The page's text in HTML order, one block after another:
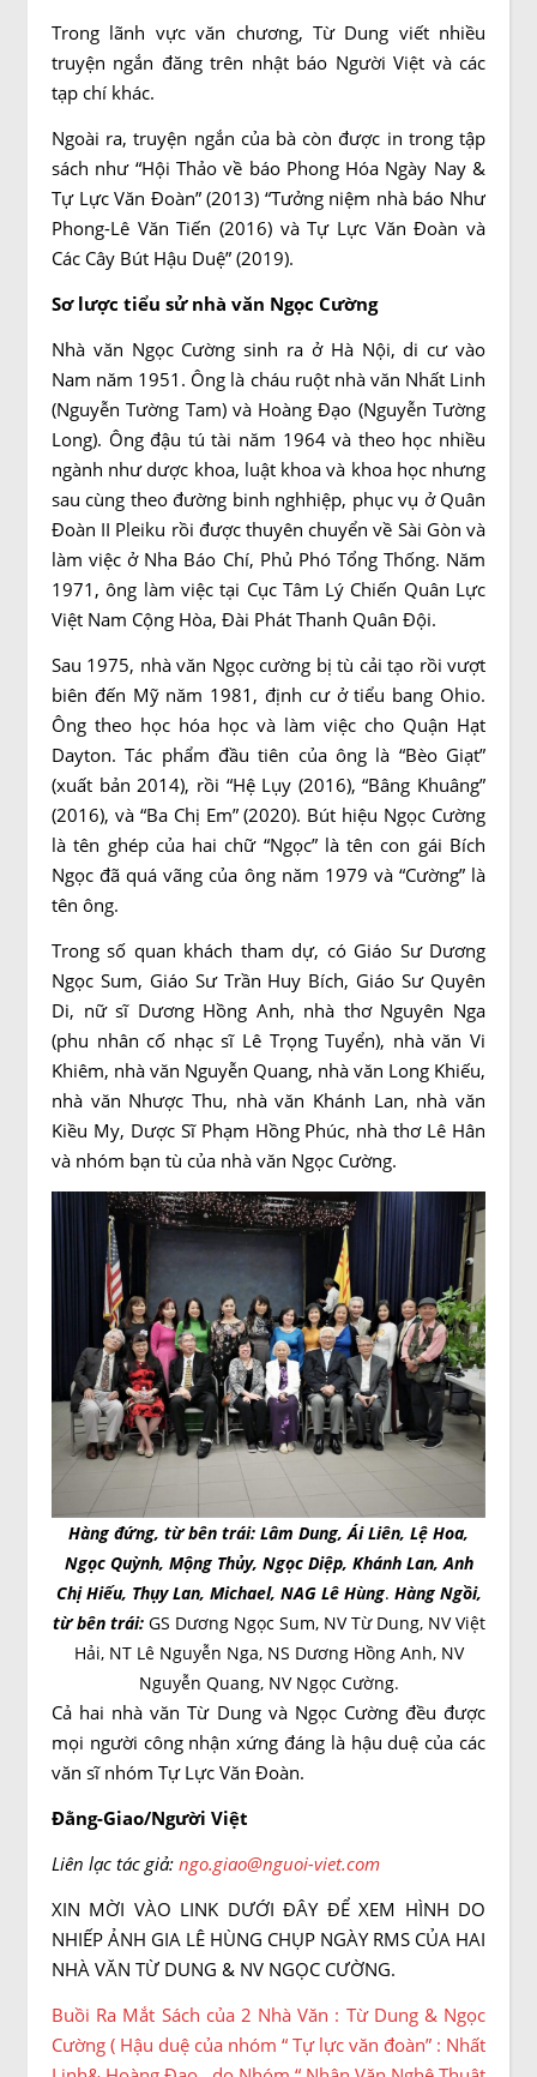
Trong lãnh vực văn chương, Từ Dung viết nhiều
truyện ngắn đăng trên nhật báo Người Việt và các
tạp chí khác.
Ngoài ra, truyện ngắn của bà còn được in trong tập
sách như “Hội Thảo về báo Phong Hóa Ngày Nay &
Tự Lực Văn Đoàn” (2013) “Tưởng niệm nhà báo Như
Phong-Lê Văn Tiến (2016) và Tự Lực Văn Đoàn và
Các Cây Bút Hậu Duệ” (2019).
Sơ lược tiểu sử nhà văn Ngọc Cường
Nhà văn Ngọc Cường sinh ra ở Hà Nội, di cư vào
Nam năm 1951. Ông là cháu ruột nhà văn Nhất Linh
(Nguyễn Tường Tam) và Hoàng Đạo (Nguyễn Tường
Long). Ông đậu tú tài năm 1964 và theo học nhiều
ngành như dược khoa, luật khoa và khoa học nhưng
sau cùng theo đường binh nghhiệp, phục vụ ở Quân
Đoàn II Pleiku rồi được thuyên chuyển về Sài Gòn và
làm việc ở Nha Báo Chí, Phủ Phó Tổng Thống. Năm
1971, ông làm việc tại Cục Tâm Lý Chiến Quân Lực
Việt Nam Cộng Hòa, Đài Phát Thanh Quân Đội.
Sau 1975, nhà văn Ngọc cường bị tù cải tạo rồi vượt
biên đến Mỹ năm 1981, định cư ở tiểu bang Ohio.
Ông theo học hóa học và làm việc cho Quận Hạt
Dayton. Tác phẩm đầu tiên của ông là “Bèo Giạt”
(xuất bản 2014), rồi “Hệ Lụy (2016), “Bâng Khuâng”
(2016), và “Ba Chị Em” (2020). Bút hiệu Ngọc Cường
là tên ghép của hai chữ “Ngọc” là tên con gái Bích
Ngọc đã quá vãng của ông năm 1979 và “Cường” là
tên ông.
Trong số quan khách tham dự, có Giáo Sư Dương
Ngọc Sum, Giáo Sư Trần Huy Bích, Giáo Sư Quyên
Di, nữ sĩ Dương Hồng Anh, nhà thơ Nguyên Nga
(phu nhân cố nhạc sĩ Lê Trọng Tuyển), nhà văn Vi
Khiêm, nhà văn Nguyễn Quang, nhà văn Long Khiếu,
nhà văn Nhược Thu, nhà văn Khánh Lan, nhà văn
Kiều My, Dược Sĩ Phạm Hồng Phúc, nhà thơ Lê Hân
và nhóm bạn tù của nhà văn Ngọc Cường.
Hàng đứng, từ bên trái: Lâm Dung, Ái Liên, Lệ Hoa,
Ngọc Quỳnh, Mộng Thủy, Ngọc Diệp, Khánh Lan, Anh
Chị Hiếu, Thụy Lan, Michael, NAG Lê Hùng. Hàng Ngồi,
từ bên trái:GS Dương Ngọc Sum, NV Từ Dung, NV Việt
Hải, NT Lê Nguyễn Nga, NS Dương Hồng Anh, NV
Nguyễn Quang, NV Ngọc Cường.
Cả hai nhà văn Từ Dung và Ngọc Cường đều được
mọi người công nhận xứng đáng là hậu duệ của các
văn sĩ nhóm Tự Lực Văn Đoàn.
Đằng-Giao/Người Việt
Liên lạc tác giả: ngo.giao@nguoi-viet.com
XIN MỜI VÀO LINK DƯỚI ĐÂY ĐỂ XEM HÌNH DO
NHIẾP ẢNH GIA LÊ HÙNG CHỤP NGÀY RMS CỦA HAI
NHÀ VĂN TỪ DUNG & NV NGỌC CƯỜNG.
Buồi Ra Mắt Sách của 2 Nhà Văn : Từ Dung & Ngọc
Cường ( Hậu duệ của nhóm “ Tự lực văn đoàn” : Nhất